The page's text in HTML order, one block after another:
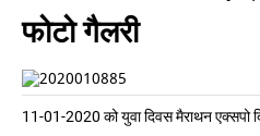
फोटो गैलरी
11-01-2020 को युवा दिवस मैराथन एक्सपो